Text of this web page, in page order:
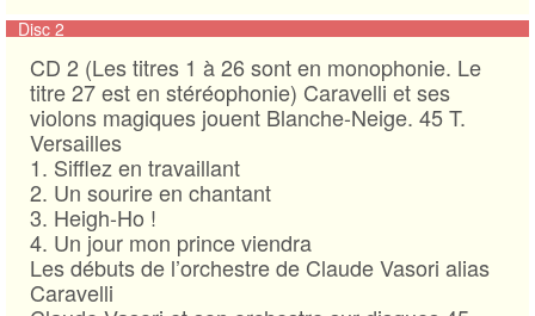
Disc 2
CD 2 (Les titres 1 à 26 sont en monophonie. Le
titre 27 est en stéréophonie) Caravelli et ses
violons magiques jouent Blanche-Neige. 45 T.
Versailles
1. Sifflez en travaillant
2. Un sourire en chantant
3. Heigh-Ho !
4. Un jour mon prince viendra
Les débuts de l’orchestre de Claude Vasori alias
Caravelli